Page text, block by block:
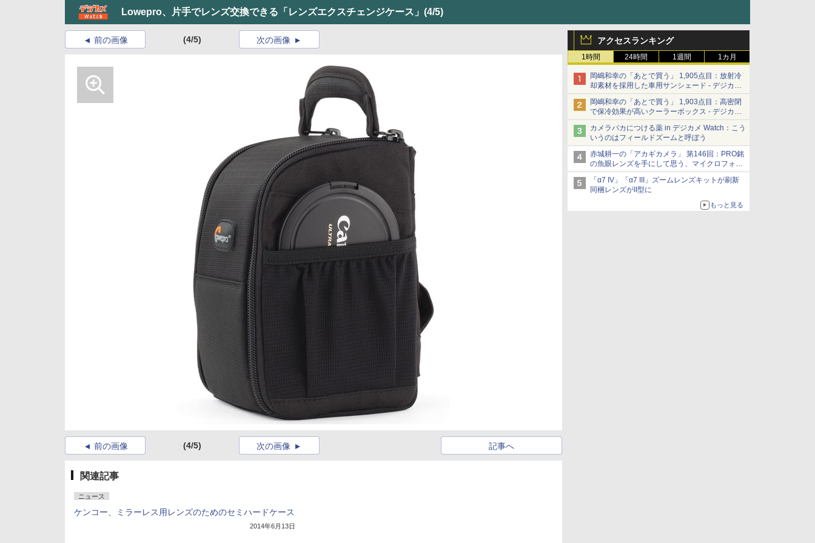
Lowepro、片手でレンズ交換できる「レンズエクスチェンジケース」 (4/5)
アクセスランキング
1時間 24時間 1週間 1カ月
岡嶋和幸の「あとで買う」 1,905点目：放射冷
却素材を採用した車用サンシェード - デジカメ
Watch
岡嶋和幸の「あとで買う」 1,903点目：高密閉
で保冷効果が高いクーラーボックス - デジカメ
Watch
カメラバカにつける薬 in デジカメ Watch：こう
いうのはフィールドズームと呼ぼう
赤城耕一の「アカギカメラ」 第146回：PRO銘
の魚眼レンズを手にして思う、マイクロフォー
サーズへの期待と可能性
「α7 IV」「α7 III」ズームレンズキットが刷新
同梱レンズがII型に
もっと見る
前の画像 (4/5) 次の画像
前の画像 (4/5) 記事へ
次の画像
関連記事
ニュース
ケンコー、ミラーレス用レンズのためのセミハードケース
2014年6月13日